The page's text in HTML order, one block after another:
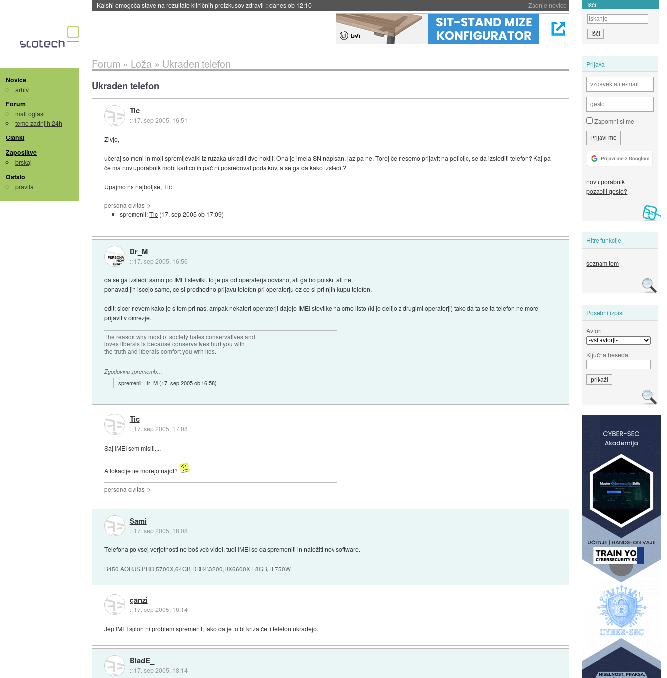
Zadnje novice
Sandisk že prodal več kot polovico SSD-jev za naslednji dve leti::danes ob 11:37 Išči:
Novice
arhiv
Forum
mali oglasi
teme zadnjih 24h
Članki
Zaposlitve
brskaj
Ostalo
pravila
Prijava
Zapomni si me
nov uporabnik
pozabili geslo?
Hitre funkcije
seznam tem
Posebni izpisi
Avtor:
Ključna beseda:
Forum » Loža» Ukraden telefon
Ukraden telefon
Tic
:: 17. sep 2005, 16:51
Zivjo,
učeraj so meni in moji spremljevalki iz ruzaka ukradli dve nokiji. Ona je imela SN napisan, jaz pa ne. Torej če nesemo prijavit na policijo, se da izslediti telefon? Kaj pa
če ma nov uporabnik mobi kartico in pač ni posredoval podatkov, a se ga da kako izsledit?
Upajmo na najboljse, Tic
persona civitas ;>
spremenil:Tic (17. sep 2005 ob 17:09)
Dr_M
:: 17. sep 2005, 16:56
da se ga izsledit samo po IMEI stevilki. to je pa od operaterja odvisno, ali ga bo poisku ali ne.
ponavad jih iscejo samo, ce si predhodno prijavu telefon pri operaterju oz ce si pri njih kupu telefon.
edit: sicer nevem kako je s tem pri nas, ampak nekateri operaterji dajejo IMEI stevilke na crno listo (ki jo delijo z drugimi operaterji) tako da ta se ta telefon ne more
prijavit v omrezje.
The reason why most of society hates conservatives and
loves liberals is because conservatives hurt you with
the truth and liberals comfort you with lies.
Zgodovina sprememb…
spremenil: Dr_M(17. sep 2005 ob 16:58)
Tic
:: 17. sep 2005, 17:08
Saj IMEI sem mislil....
A lokacije ne morejo najdt?
persona civitas ;>
Sami
:: 17. sep 2005, 18:08
Telefona po vsej verjetnosti ne boš več videl, tudi IMEI se da spremeniti in naložiti nov software.
B450 AORUS PRO,5700X,64GB DDR4\3200,RX6600XT 8GB,Tt 750W
ganzi
:: 17. sep 2005, 18:14
Jep IMEI sploh ni problem spremenit, tako da je to bl kriza če ti telefon ukradejo.
BladE_
:: 17. sep 2005, 18:14